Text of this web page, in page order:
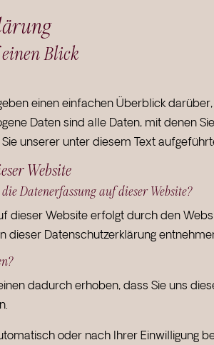
Blick
einen einfachen Überblick
Daten sind alle Daten, mit denen
unserer unter diesem Text
Website
Datenerfassung auf dieser Website?
dieser Website erfolgt durch den
dieser Datenschutzerklärung
dadurch erhoben, dass Sie uns
oder nach Ihrer Einwilligung